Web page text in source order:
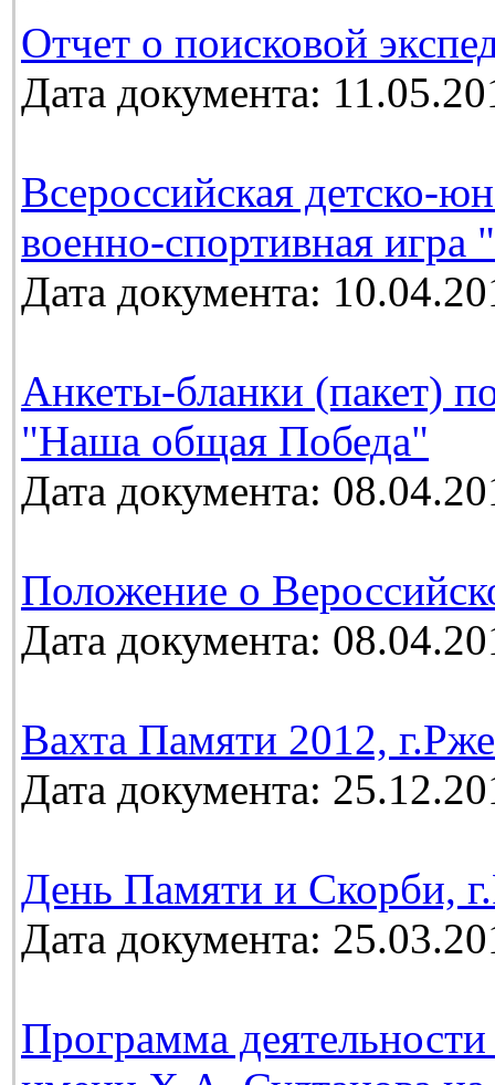
Отчет о поисковой
Дата документа:
Всероссийская детско-
военно-спортивная
Дата документа:
Анкеты-бланки (пакет)
"Наша общая Победа"
Дата документа:
Положение о
Дата документа:
Вахта Памяти 2012,
Дата документа:
День Памяти и Скорби,
Дата документа:
Программа